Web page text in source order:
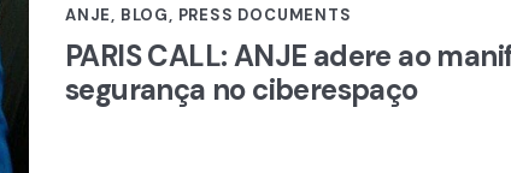
ANJE, BLOG, PRESS DOCUMENTS
PARIS CALL: ANJE adere ao
segurança no ciberespaço